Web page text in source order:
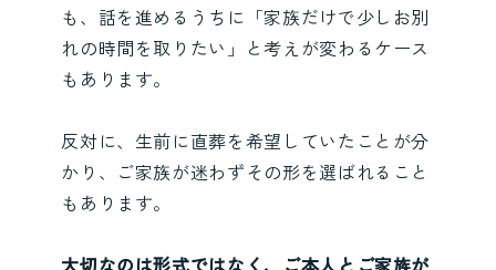
も、話を進めるうちに「家族だけで少しお別
れの時間を取りたい」と考えが変わるケース
もあります。
反対に、生前に直葬を希望していたことが分
かり、ご家族が迷わずその形を選ばれること
もあります。
大切なのは形式ではなく、ご本人とご家族が